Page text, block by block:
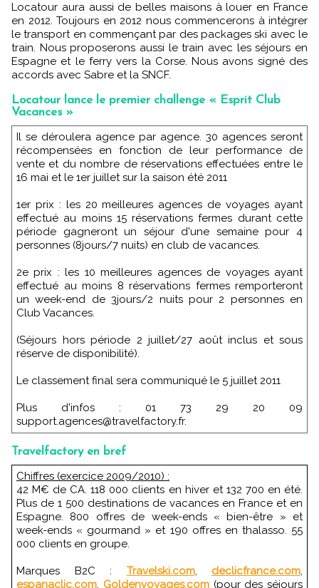
Locatour aura aussi de belles maisons à louer en France
en 2012. Toujours en 2012 nous commencerons à intégrer
le transport en commençant par des packages ski avec le
train. Nous proposerons aussi le train avec les séjours en
Espagne et le ferry vers la Corse. Nous avons signé des
accords avec Sabre et la SNCF.
Locatour lance le premier challenge « Esprit Club
Vacances »
récompensées en fonction de leur performance de
vente et du nombre de réservations effectuées entre le
16 mai et le 1er juillet sur la saison été 2011
1er prix : les 20 meilleures agences de voyages ayant
effectué au moins 15 réservations fermes durant cette
période gagneront un séjour d'une semaine pour 4
personnes (8jours/7 nuits) en club de vacances.
2e prix : les 10 meilleures agences de voyages ayant
effectué au moins 8 réservations fermes remporteront
un week-end de 3jours/2 nuits pour 2 personnes en
Club Vacances.
(Séjours hors période 2 juillet/27 août inclus et sous
réserve de disponibilité).
Le classement final sera communiqué le 5 juillet 2011
Plus d'infos : 01 73 29 20 09
support.agences@travelfactory.fr.
Travelfactory en bref
Chiffres (exercice 2009/2010) :
42 M€ de CA. 118 000 clients en hiver et 132 700 en été.
Plus de 1 500 destinations de vacances en France et en
Espagne. 800 offres de week-ends « bien-être » et
week-ends « gourmand » et 190 offres en thalasso. 55
000 clients en groupe.
Marques B2C : Travelski.com, declicfrance.com,
espanaclic.com, Goldenvoyages.com(pour des séjours